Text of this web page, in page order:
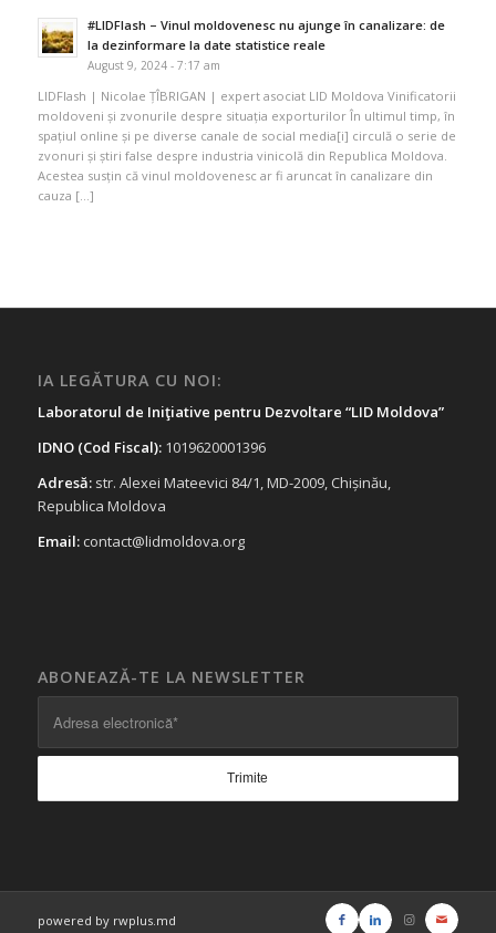
#LIDFlash – Vinul moldovenesc nu ajunge în canalizare: de
la dezinformare la date statistice reale
August 9, 2024 - 7:17 am
LIDFlash | Nicolae ȚÎBRIGAN | expert asociat LID Moldova Vinificatorii
moldoveni și zvonurile despre situația exporturilor În ultimul timp, în
spațiul online și pe diverse canale de social media[i] circulă o serie de
zvonuri și știri false despre industria vinicolă din Republica Moldova.
Acestea susțin că vinul moldovenesc ar fi aruncat în canalizare din
cauza […]
IA LEGĂTURA CU NOI:
Laboratorul de Iniţiative pentru Dezvoltare “LID Moldova”
IDNO (Cod Fiscal):1019620001396
Adresă:str. Alexei Mateevici 84/1, MD-2009, Chișinău,
Republica Moldova
Email: contact@lidmoldova.org
ABONEAZĂ-TE LA NEWSLETTER
powered by rwplus.md